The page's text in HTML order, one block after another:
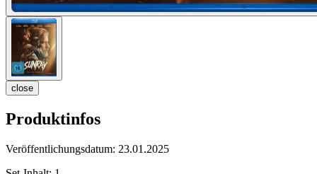
close
Produktinfos
Veröffentlichungsdatum: 23.01.2025